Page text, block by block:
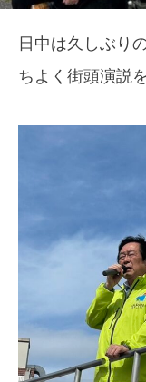
日中は久しぶり
ちよく街頭演説